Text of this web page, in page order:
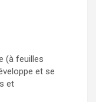
(à feuilles
et se
et